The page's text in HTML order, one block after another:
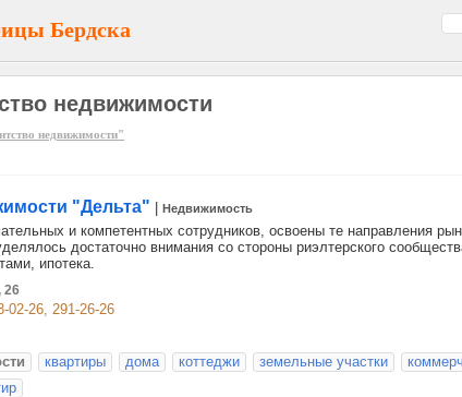
Бердска
недвижимости
недвижимости"
"Дельта" Недвижимость
и компетентных сотрудников, освоены те направления
достаточно внимания со стороны риэлтерского
ипотека.
26
02-26, 291-26-26
квартиры дома коттеджи земельные участки